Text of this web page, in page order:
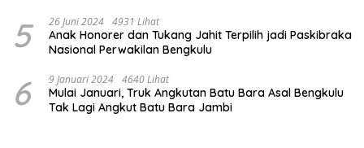
5 26 Juni 2024 4931 Lihat
Anak Honorer dan Tukang Jahit Terpilih jadi Paskibraka
Nasional Perwakilan Bengkulu
6 9 Januari 2024 4640 Lihat
Mulai Januari, Truk Angkutan Batu Bara Asal Bengkulu
Tak Lagi Angkut Batu Bara Jambi